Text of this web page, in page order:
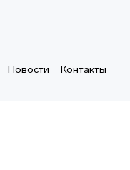
Новости Контакты